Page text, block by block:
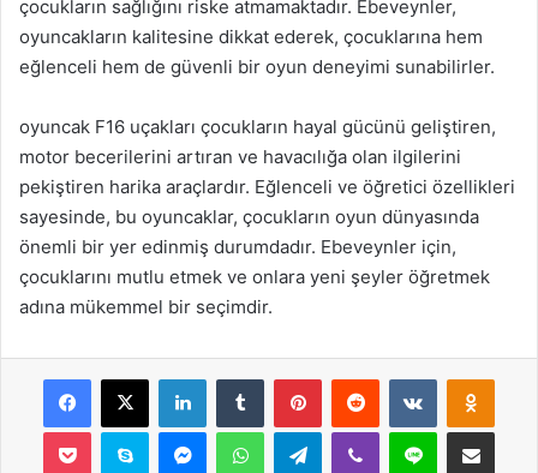
çocukların sağlığını riske atmamaktadır. Ebeveynler,
oyuncakların kalitesine dikkat ederek, çocuklarına hem
eğlenceli hem de güvenli bir oyun deneyimi sunabilirler.
oyuncak F16 uçakları çocukların hayal gücünü geliştiren,
motor becerilerini artıran ve havacılığa olan ilgilerini
pekiştiren harika araçlardır. Eğlenceli ve öğretici özellikleri
sayesinde, bu oyuncaklar, çocukların oyun dünyasında
önemli bir yer edinmiş durumdadır. Ebeveynler için,
çocuklarını mutlu etmek ve onlara yeni şeyler öğretmek
adına mükemmel bir seçimdir.
Facebook
X LinkedInTumblr PinterestReddit VKontakte
Pocket Skype MessengerWhatsAppTelegramViber Line E-Posta ile